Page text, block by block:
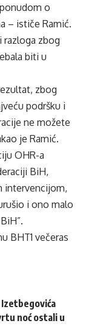
o
– ističe Ramić.
razloga zbog
biti u
zbog
podršku i
ne možete
je Ramić.
OHR-a
BiH,
intervencijom,
i ono malo
BHT1 večeras
Izetbegovića
noć ostali u